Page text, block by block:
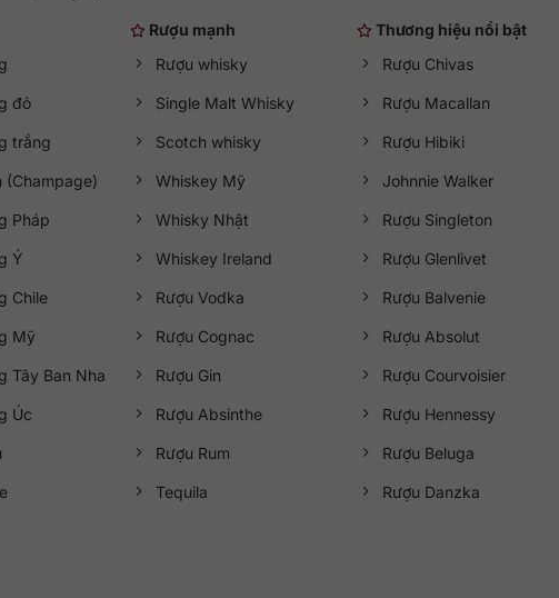
đỏ
trắng
(Champage)
Pháp
Ý
Chile
Mỹ
Tây Ban Nha
Úc
Rượu mạnh
Rượu whisky
Single Malt Whisky
Scotch whisky
Whiskey Mỹ
Whisky Nhật
Whiskey Ireland
Rượu Vodka
Rượu Cognac
Rượu Gin
Rượu Absinthe
Rượu Rum
Tequila
Thương hiệu nổi bật
Rượu Chivas
Rượu Macallan
Rượu Hibiki
Johnnie Walker
Rượu Singleton
Rượu Glenlivet
Rượu Balvenie
Rượu Absolut
Rượu Courvoisier
Rượu Hennessy
Rượu Beluga
Rượu Danzka